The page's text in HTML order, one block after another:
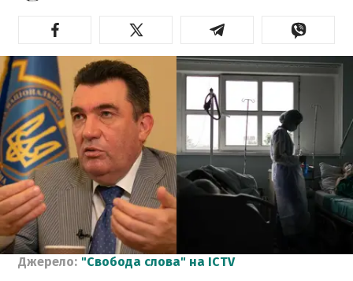
Джерело: "Свобода слова" на ICTV